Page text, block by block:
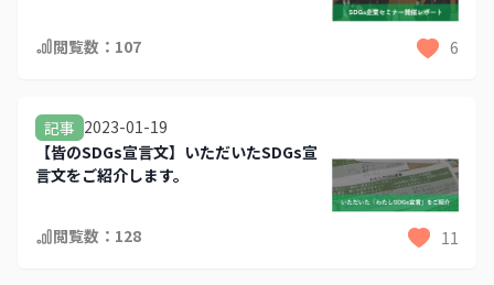
閲覧数： 107 6
記事 2023-01-19
【皆のSDGs宣言文】いただいたSDGs宣
言文をご紹介します。
閲覧数： 128 11